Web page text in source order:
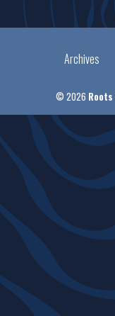
Archives
© 2026 Roots